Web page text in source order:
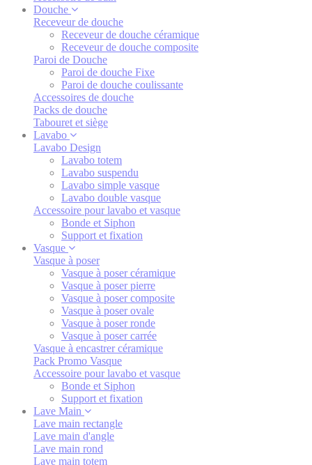
Douche
Receveur de douche
Receveur de douche céramique
Receveur de douche composite
Paroi de Douche
Paroi de douche Fixe
Paroi de douche coulissante
Accessoires de douche
Packs de douche
Tabouret et siège
Lavabo
Lavabo Design
Lavabo totem
Lavabo suspendu
Lavabo simple vasque
Lavabo double vasque
Accessoire pour lavabo et vasque
Bonde et Siphon
Support et fixation
Vasque
Vasque à poser
Vasque à poser céramique
Vasque à poser pierre
Vasque à poser composite
Vasque à poser ovale
Vasque à poser ronde
Vasque à poser carrée
Vasque à encastrer céramique
Pack Promo Vasque
Accessoire pour lavabo et vasque
Bonde et Siphon
Support et fixation
Lave Main
Lave main rectangle
Lave main d'angle
Lave main rond
Lave main totem